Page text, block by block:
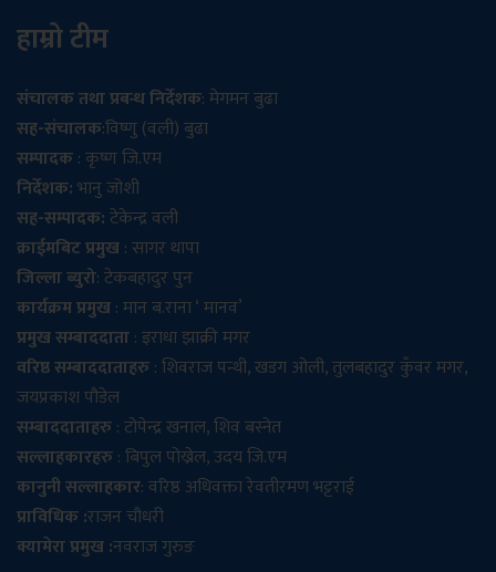
हाम्रो टीम
संचालक तथा प्रबन्ध निर्देशक: मेगमन बुढा
सह-संचालक:विष्णु (वली) बुढा
सम्पादक: कृष्ण जि.एम
निर्देशक:भानु जोशी
सह-सम्पादक:टेकेन्द्र वली
क्राईमबिट प्रमुख: सागर थापा
जिल्ला ब्युरो: टेकबहादुर पुन
कार्यक्रम प्रमुख: मान ब.राना ‘ मानव’
प्रमुख सम्बाददाता: इराधा झाक्री मगर
वरिष्ठ सम्बाददाताहरु: शिवराज पन्थी, खडग ओली, तुलबहादुर कुँवर मगर,
जयप्रकाश पौडेल
सम्बाददाताहरु: टोपेन्द्र खनाल, शिव बस्नेत
सल्लाहकारहरु: बिपुल पोख्रेल, उदय जि.एम
कानुनी सल्लाहकार: वरिष्ठ अधिवक्ता रेवतीरमण भट्टराई
प्राविधिक :राजन चौधरी
क्यामेरा प्रमुख :नवराज गुरुङ